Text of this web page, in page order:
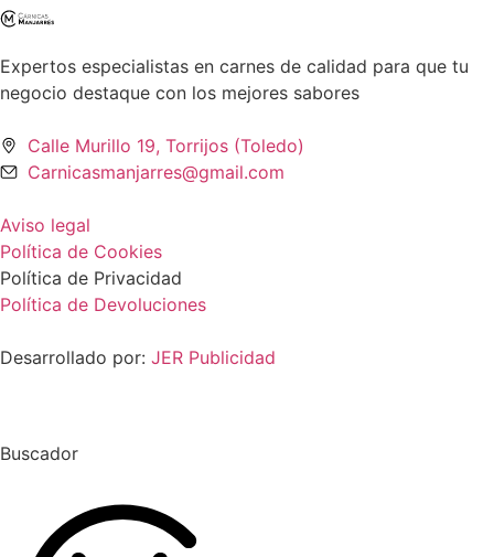
Expertos especialistas en carnes de calidad para que tu
negocio destaque con los mejores sabores
Calle Murillo 19, Torrijos (Toledo)
Carnicasmanjarres@gmail.com
Aviso legal
Política de Cookies
Política de Privacidad
Política de Devoluciones
Desarrollado por: JER Publicidad
Buscador